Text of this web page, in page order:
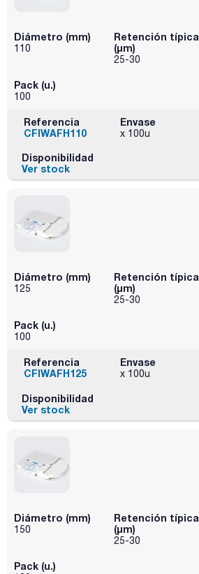
Diámetro (mm)
110
Retención típica
(µm)
25-30
Pack (u.)
100
Referencia
CFIWAFH110
Envase
x 100u
Disponibilidad
Ver stock
Diámetro (mm)
125
Retención típica
(µm)
25-30
Pack (u.)
100
Referencia
CFIWAFH125
Envase
x 100u
Disponibilidad
Ver stock
Diámetro (mm)
150
Retención típica
(µm)
25-30
Pack (u.)